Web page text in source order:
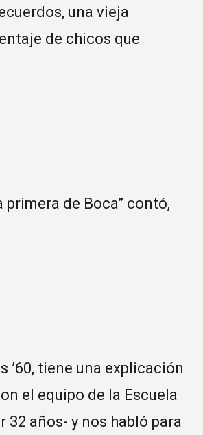
una vieja
de chicos que
primera de Boca” contó,
’60, tiene una explicación
el equipo de la Escuela
años- y nos habló para